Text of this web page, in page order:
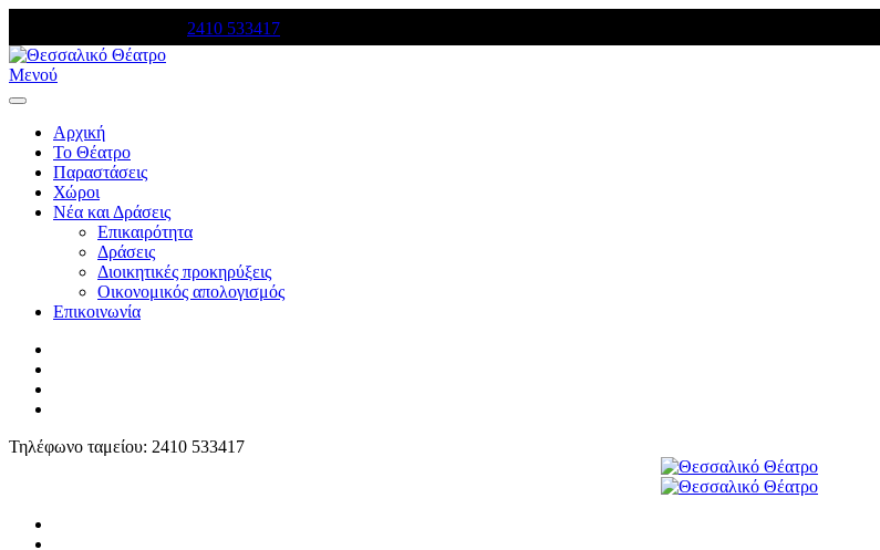
2410 533417
Μενού
Αρχική
Το Θέατρο
Παραστάσεις
Χώροι
Νέα και Δράσεις
Επικαιρότητα
Δράσεις
Διοικητικές προκηρύξεις
Οικονομικός απολογισμός
Επικοινωνία
Τηλέφωνο ταμείου: 2410 533417